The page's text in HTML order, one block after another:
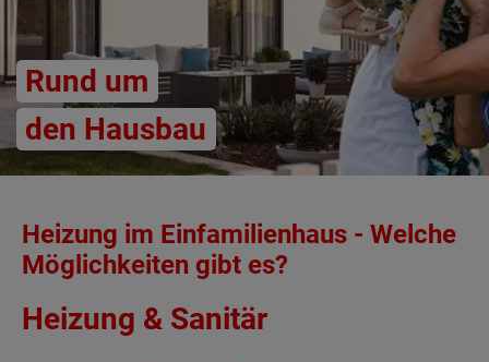
Rund um
den Hausbau
Heizung im Einfamilienhaus - Welche
Möglichkeiten gibt es?
Heizung & Sanitär